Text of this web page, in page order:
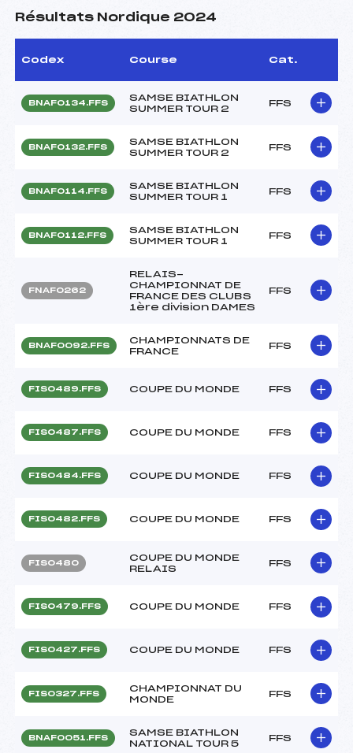
Résultats Nordique 2024
Codex Course Cat.
BNAF0134.FFS
SAMSE BIATHLON
SUMMER TOUR 2
FFS
BNAF0132.FFS
SAMSE BIATHLON
SUMMER TOUR 2
FFS
BNAF0114.FFS
SAMSE BIATHLON
SUMMER TOUR 1
FFS
BNAF0112.FFS
SAMSE BIATHLON
SUMMER TOUR 1
FFS
FNAF0262
RELAIS-
CHAMPIONNAT DE
FRANCE DES CLUBS
1ère division DAMES
FFS
BNAF0092.FFS
CHAMPIONNATS DE
FRANCE
FFS
FIS0489.FFS COUPE DU MONDE FFS
FIS0487.FFS COUPE DU MONDE FFS
FIS0484.FFS COUPE DU MONDE FFS
FIS0482.FFS COUPE DU MONDE FFS
FIS0480
COUPE DU MONDE
RELAIS
FFS
FIS0479.FFS COUPE DU MONDE FFS
FIS0427.FFS COUPE DU MONDE FFS
FIS0327.FFS
CHAMPIONNAT DU
MONDE
FFS
BNAF0051.FFS
SAMSE BIATHLON
NATIONAL TOUR 5
FFS